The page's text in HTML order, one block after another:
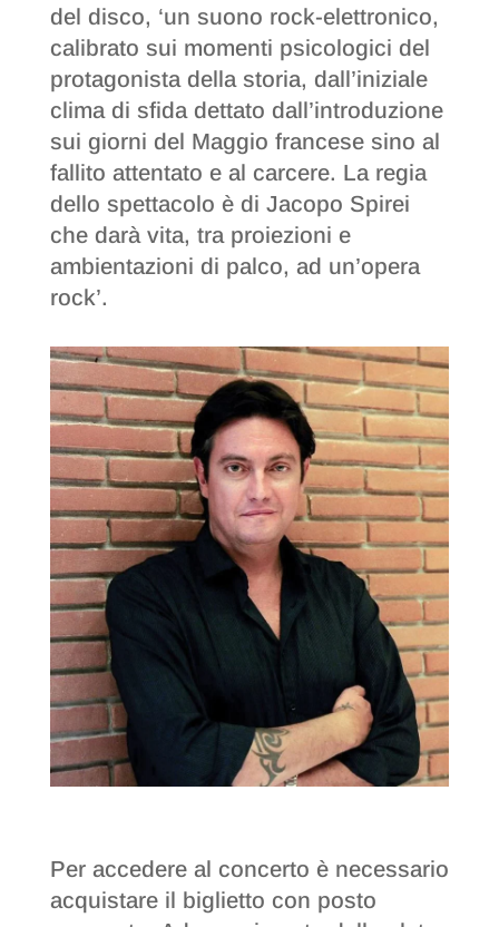
del disco, ‘un suono rock-elettronico,
calibrato sui momenti psicologici del
protagonista della storia, dall’iniziale
clima di sfida dettato dall’introduzione
sui giorni del Maggio francese sino al
fallito attentato e al carcere. La regia
dello spettacolo è di Jacopo Spirei
che darà vita, tra proiezioni e
ambientazioni di palco, ad un’opera
rock’.
Per accedere al concerto è necessario
acquistare il biglietto con posto